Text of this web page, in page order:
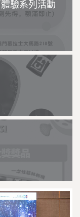
驗系列活動